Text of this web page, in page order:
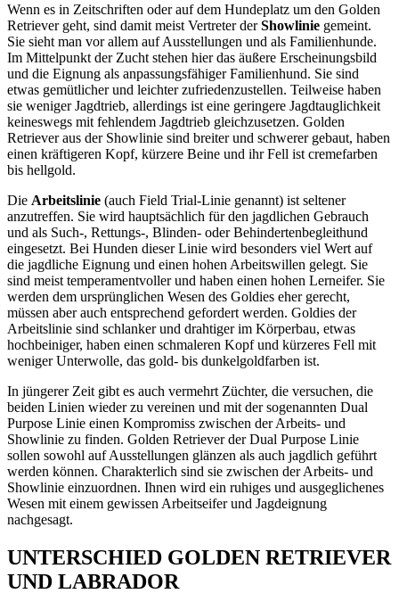
Wenn es in Zeitschriften oder auf dem Hundeplatz um den Golden
Retriever geht, sind damit meist Vertreter derShowlinie gemeint.
Sie sieht man vor allem auf Ausstellungen und als Familienhunde.
Im Mittelpunkt der Zucht stehen hier das äußere Erscheinungsbild
und die Eignung als anpassungsfähiger Familienhund. Sie sind
etwas gemütlicher und leichter zufriedenzustellen. Teilweise haben
sie weniger Jagdtrieb, allerdings ist eine geringere Jagdtauglichkeit
keineswegs mit fehlendem Jagdtrieb gleichzusetzen. Golden
Retriever aus der Showlinie sind breiter und schwerer gebaut, haben
einen kräftigeren Kopf, kürzere Beine und ihr Fell ist cremefarben
bis hellgold.
Die Arbeitslinie (auch Field Trial-Linie genannt) ist seltener
anzutreffen. Sie wird hauptsächlich für den jagdlichen Gebrauch
und als Such-, Rettungs-, Blinden- oder Behindertenbegleithund
eingesetzt. Bei Hunden dieser Linie wird besonders viel Wert auf
die jagdliche Eignung und einen hohen Arbeitswillen gelegt. Sie
sind meist temperamentvoller und haben einen hohen Lerneifer. Sie
werden dem ursprünglichen Wesen des Goldies eher gerecht,
müssen aber auch entsprechend gefordert werden. Goldies der
Arbeitslinie sind schlanker und drahtiger im Körperbau, etwas
hochbeiniger, haben einen schmaleren Kopf und kürzeres Fell mit
weniger Unterwolle, das gold- bis dunkelgoldfarben ist.
In jüngerer Zeit gibt es auch vermehrt Züchter, die versuchen, die
beiden Linien wieder zu vereinen und mit der sogenannten Dual
Purpose Linie einen Kompromiss zwischen der Arbeits- und
Showlinie zu finden. Golden Retriever der Dual Purpose Linie
sollen sowohl auf Ausstellungen glänzen als auch jagdlich geführt
werden können. Charakterlich sind sie zwischen der Arbeits- und
Showlinie einzuordnen. Ihnen wird ein ruhiges und ausgeglichenes
Wesen mit einem gewissen Arbeitseifer und Jagdeignung
nachgesagt.
UNTERSCHIED GOLDEN RETRIEVER
UND LABRADOR